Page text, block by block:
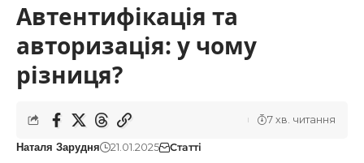
Автентифікація та
авторизація: у чому
різниця?
Наталя Зарудня 21.01.2025 Статті
7 хв. читання